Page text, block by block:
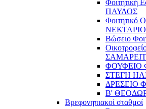
ΠΑΥΛΟΣ
Φοιτητικό
Βώσειο
ΦΟΥΦΕΙΟ
ΣΤΕΓΗ
ΔΡΕΣΕΙΟ
Β'
Βρεφονηπιακοί σταθμοί